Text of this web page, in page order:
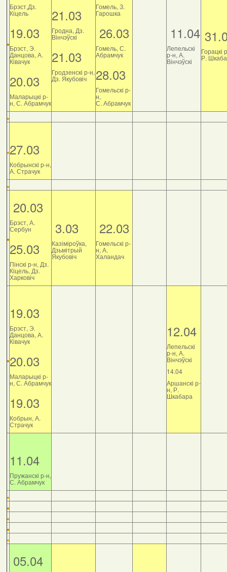
Брэст,Дз.
Кіцель
19.03
Брэст, Э.
Данцова, А.
Ківачук
20.03
Маларыцкі р-
н, С. Абрамчук
21.03
Гродна, Дз.
Вінчэўскі
21.03
Гродзенскі р-н,
Дз. Якубовіч
Гомель, З.
Гарошка
26.03
Гомель, С.
Абрамчук
28.03
Гомельскі р-
н,
С. Абрамчук
11.04
Лепельскі
р-н, А.
Вінчэўскі
Горацкі
Р.
27.03
Кобрынскі р-н,
А. Страчук
20.03
Брэст, А.
Сербун
25.03
Пінскі р-н, Дз.
Кіцель, Дз.
Харковіч
3.03
Казіміроўка,
Дзьмітрый
Якубовіч
22.03
Гомельскі р-
н, А.
Халандач
19.03
Брэст, Э.
Данцова, А.
Ківачук
20.03
Маларыцкі р-
н, С. Абрамчук
19.03
Кобрын, А.
Страчук
12.04
Лепельскі
р-н, А.
Вінчэўскі
14.04
Аршанскі р-
н, Р.
Шкабара
11.04
Пружанскі р-н,
С. Абрамчук
05.04